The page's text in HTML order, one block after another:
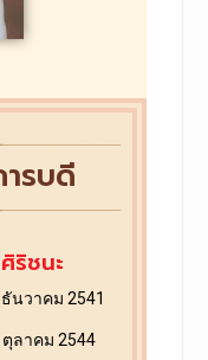
รบดี
ริชนะ
นวาคม 2541
ลาคม 2544